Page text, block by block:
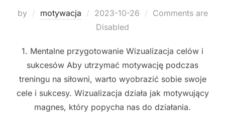
by motywacja
Posted
on
2023-10-26
Comments are
Disabled
1. Mentalne przygotowanie Wizualizacja celów i
sukcesów Aby utrzymać motywację podczas
treningu na siłowni, warto wyobrazić sobie swoje
cele i sukcesy. Wizualizacja działa jak motywujący
magnes, który popycha nas do działania.